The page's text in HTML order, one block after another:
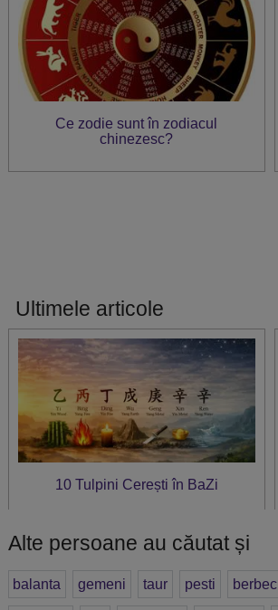
Ce zodie sunt în zodiacul
chinezesc?
Ultimele articole
10 Tulpini Cerești în BaZi
Alte persoane au căutat și
balanta gemeni taur pesti berbec